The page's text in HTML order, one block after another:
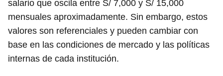
salario que oscila entre S/ 7,000 y S/ 15,000
mensuales aproximadamente. Sin embargo, estos
valores son referenciales y pueden cambiar con
base en las condiciones de mercado y las políticas
internas de cada institución.